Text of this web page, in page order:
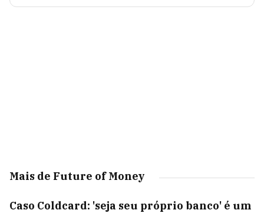
Mais de Future of Money
Caso Coldcard: 'seja seu próprio banco' é um